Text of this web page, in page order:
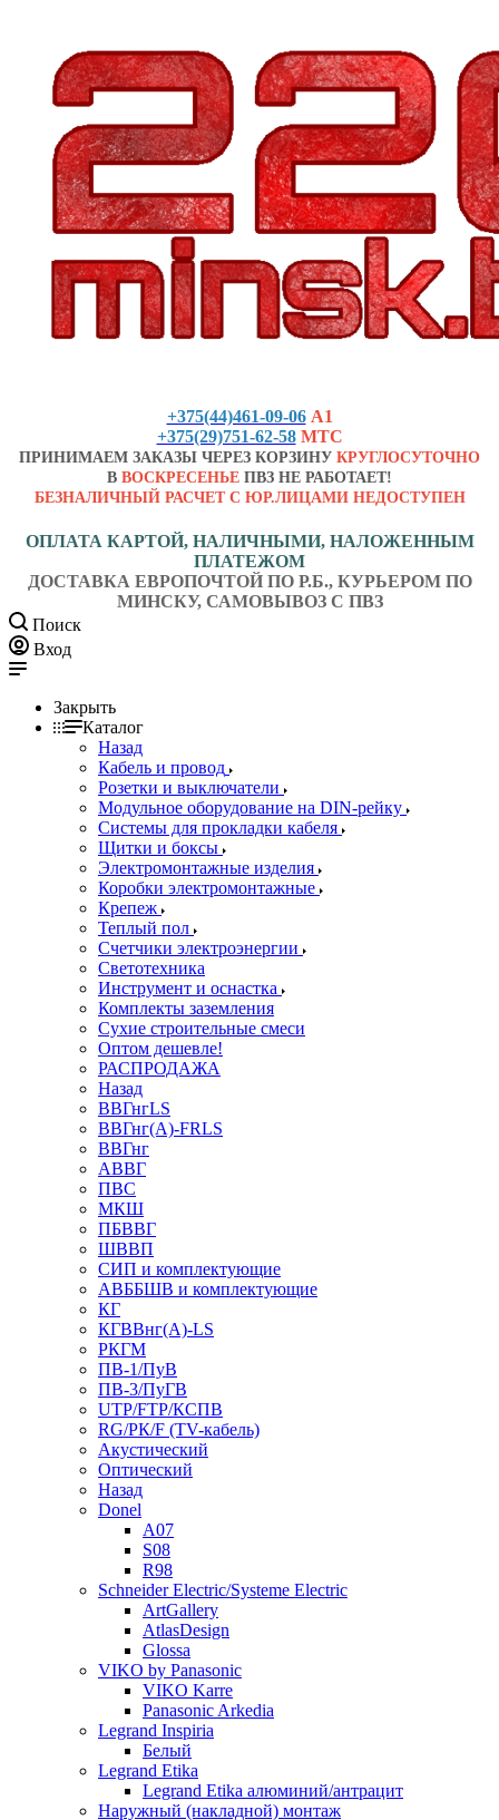
+375(44)461-09-06 А1
+375(29)751-62-58 МТС
ПРИНИМАЕМ ЗАКАЗЫ ЧЕРЕЗ КОРЗИНУ КРУГЛОСУТОЧНО
В ВОСКРЕСЕНЬЕ ПВЗ НЕ РАБОТАЕТ!
БЕЗНАЛИЧНЫЙ РАСЧЕТ С ЮР.ЛИЦАМИ НЕДОСТУПЕН
ОПЛАТА КАРТОЙ, НАЛИЧНЫМИ, НАЛОЖЕННЫМ
ПЛАТЕЖОМ
ДОСТАВКА ЕВРОПОЧТОЙ ПО Р.Б., КУРЬЕРОМ ПО
МИНСКУ, САМОВЫВОЗ С ПВЗ
Поиск
Вход
Закрыть
Каталог
Назад
Кабель и провод
Розетки и выключатели
Модульное оборудование на DIN-рейку
Системы для прокладки кабеля
Щитки и боксы
Электромонтажные изделия
Коробки электромонтажные
Крепеж
Теплый пол
Счетчики электроэнергии
Светотехника
Инструмент и оснастка
Комплекты заземления
Сухие строительные смеси
Оптом дешевле!
РАСПРОДАЖА
Назад
ВВГнгLS
ВВГнг(А)-FRLS
ВВГнг
АВВГ
ПВС
МКШ
ПБВВГ
ШВВП
СИП и комплектующие
АВББШВ и комплектующие
КГ
КГВВнг(А)-LS
РКГМ
ПВ-1/ПуВ
ПВ-3/ПуГВ
UTP/FTP/КСПВ
RG/РК/F (TV-кабель)
Акустический
Оптический
Назад
Donel
A07
S08
R98
Schneider Electric/Systeme Electric
ArtGallery
AtlasDesign
Glossa
VIKO by Panasonic
VIKO Karre
Panasonic Arkedia
Legrand Inspiria
Белый
Legrand Etika
Legrand Etika алюминий/антрацит
Наружный (накладной) монтаж